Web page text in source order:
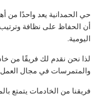
حي الحمدانية يعد واحدًا من
أن الحفاظ على نظافة
اليومية.
لذا نحن نقدم لك فريقًا من
والمتمرسات في مجال العمل
فريقنا من الخادمات يتمتع